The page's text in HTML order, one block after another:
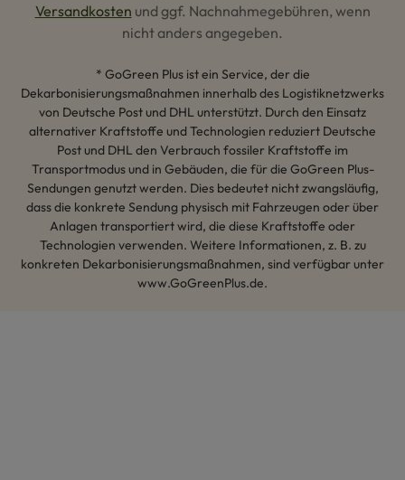
Versandkosten und ggf. Nachnahmegebühren, wenn
nicht anders angegeben.
* GoGreen Plus ist ein Service, der die
Dekarbonisierungsmaßnahmen innerhalb des Logistiknetzwerks
von Deutsche Post und DHL unterstützt. Durch den Einsatz
alternativer Kraftstoffe und Technologien reduziert Deutsche
Post und DHL den Verbrauch fossiler Kraftstoffe im
Transportmodus und in Gebäuden, die für die GoGreen Plus-
Sendungen genutzt werden. Dies bedeutet nicht zwangsläufig,
dass die konkrete Sendung physisch mit Fahrzeugen oder über
Anlagen transportiert wird, die diese Kraftstoffe oder
Technologien verwenden. Weitere Informationen, z. B. zu
konkreten Dekarbonisierungsmaßnahmen, sind verfügbar unter
www.GoGreenPlus.de.